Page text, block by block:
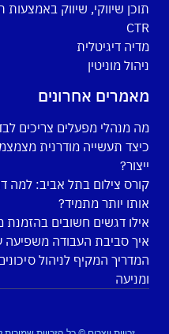
תוכן שיווקי, שיווק באמצעות
CTR
מדיה דיגיטלית
ניהול מוניטין
מאמרים אחרונים
מה מנהלי מפעלים צריכים
כיצד תעשייה מודרנית
ייצור?
אותו יותר מתמיד?
אילו דגשים חשובים בהזמנת
איך סביבת העבודה משפיעה
המדריך המקיף לניהול
ומניעה